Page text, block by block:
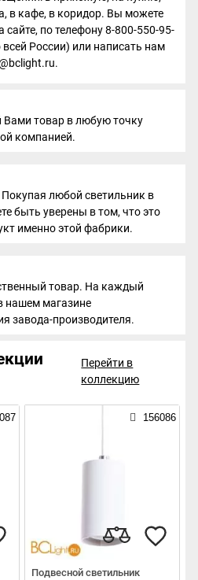
в кафе, в коридор. Вы можете
по телефону 8-800-550-95-
России) или написать нам
товар в любую точку
компанией.
любой светильник в
быть уверены в том, что это
именно этой фабрики.
товар. На каждый
нашем магазине
завода-производителя.
Перейти в
коллекцию
156086
Подвесной светильник